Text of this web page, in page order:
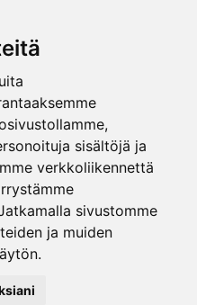
sisältöjä ja
verkkoliikennettä
sivustomme
ja muiden